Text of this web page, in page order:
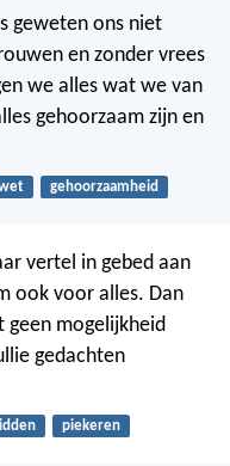
geweten ons niet
en zonder vrees
we alles wat we van
gehoorzaam zijn en
gehoorzaamheid
vertel in gebed aan
ook voor alles. Dan
geen mogelijkheid
gedachten
piekeren